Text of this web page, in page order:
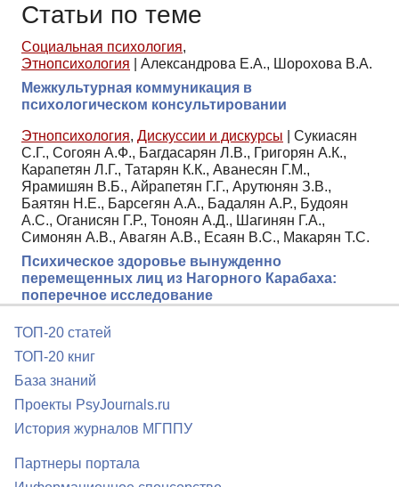
Статьи по теме
Социальная психология,
Этнопсихология
Александрова Е.А., Шорохова В.А.
Межкультурная коммуникация в
психологическом консультировании
Этнопсихология, Дискуссии и дискурсы
Сукиасян
С.Г., Согоян А.Ф., Багдасарян Л.В., Григорян А.К.,
Карапетян Л.Г., Татарян К.К., Аванесян Г.М.,
Ярамишян В.Б., Айрапетян Г.Г., Арутюнян З.В.,
Баятян Н.Е., Барсегян А.А., Бадалян А.Р., Будоян
А.С., Оганисян Г.Р., Тоноян А.Д., Шагинян Г.А.,
Симонян А.В., Авагян А.В., Есаян В.С., Макарян Т.С.
Психическое здоровье вынужденно
перемещенных лиц из Нагорного Карабаха:
поперечное исследование
ТОП-20 статей
ТОП-20 книг
База знаний
Проекты PsyJournals.ru
История журналов МГППУ
Партнеры портала